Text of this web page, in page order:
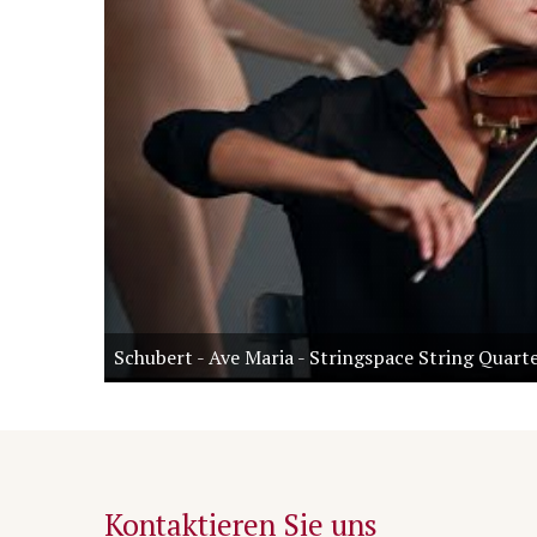
Schubert - Ave Maria - Stringspace String
Kontaktieren Sie uns